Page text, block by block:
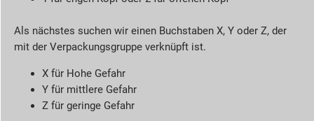
Als nächstes suchen wir einen Buchstaben X, Y oder Z, der
mit der Verpackungsgruppe verknüpft ist.
X für Hohe Gefahr
Y für mittlere Gefahr
Z für geringe Gefahr